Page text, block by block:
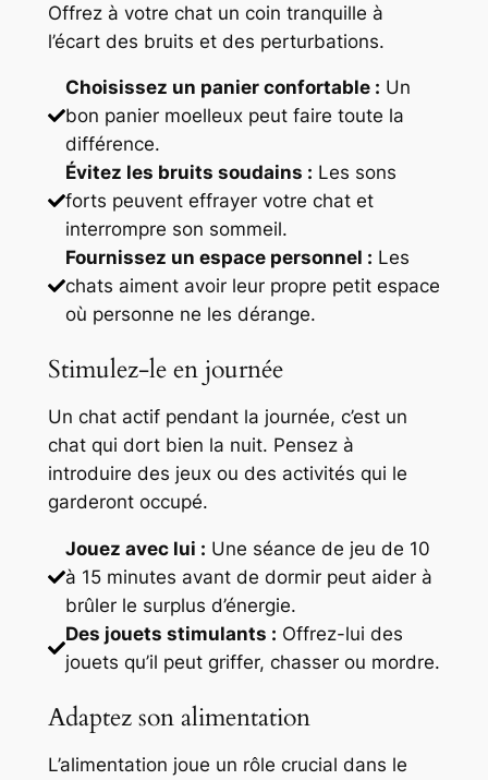
Offrez à votre chat un coin tranquille à
l’écart des bruits et des perturbations.
Choisissez un panier confortable : Un
bon panier moelleux peut faire toute la
différence.
Évitez les bruits soudains : Les sons
forts peuvent effrayer votre chat et
interrompre son sommeil.
Fournissez un espace personnel : Les
chats aiment avoir leur propre petit espace
où personne ne les dérange.
Stimulez-le en journée
Un chat actif pendant la journée, c’est un
chat qui dort bien la nuit. Pensez à
introduire des jeux ou des activités qui le
garderont occupé.
Jouez avec lui : Une séance de jeu de 10
à 15 minutes avant de dormir peut aider à
brûler le surplus d’énergie.
Des jouets stimulants : Offrez-lui des
jouets qu’il peut griffer, chasser ou mordre.
Adaptez son alimentation
L’alimentation joue un rôle crucial dans le